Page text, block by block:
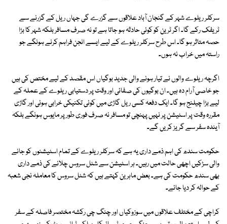
سرکلر ریلوے شہر کے گنجان آباد علاقوں سے گزرے گی جہاں ریل کے گزرنے سے
ٹریفک رکے گا۔ اگر ٹرین کو کوئی حادثہ ہو جاتا ہے تو نہ صرف مسافر بلکہ شہر کا بڑا
حصہ متاثر ہو گا۔ اس طرح سرکلر ریلوے کے لیے ایسے انجن فراہم کرنے ہونگے جو
راستہ میں خراب نہ ہوں۔
اگرچہ ریلوے والوں نے تیار ہونے والی جدید بوگیاں اس مقصد کے لیے مختص کی ہیں
جو خاصی آرام دہ ہیں۔ ان بوگیوں کی صفائی اور وقت پر دستیابی ریلوے کے عملہ کے
لیے بڑا چیلنج ہو گا۔ ایک دفعہ کسی ریل گاڑی میں کوئی تکنیکی خرابی ہوئی اور گاڑی
مقررہ وقت پر اسٹیشن پر نہیں پہنچی تو مسافر نہ صرف فوری طور پر مایوس ہونگے بلکہ
آیندہ سفر سے گریز کریں گے۔
حکومت سندھ کی اہم ذمے داری یہ ہے کہ سرکلر ریلوے کے تمام اسٹیشنوں کو جانے
والی سڑکیں اچھی حالت میں رہیں۔ ہر اسٹیشن سے شٹل سروس چلانے کی ذمے داری
بھی سندھ حکومت کی ہے۔ بعض ماہرین کہتے ہیں کہ شٹل سروس کا معاملہ نجی شعبہ
کے حوالہ کر دیا جائے۔
کراچی کے مختلف علاقوں میں سوزوکیاں اور چنگ چی رکشہ مختصر فاصلہ کے سفر